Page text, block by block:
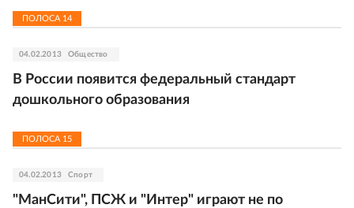
ПОЛОСА 14
04.02.2013 Общество
В России появится федеральный стандарт
дошкольного образования
ПОЛОСА 15
04.02.2013 Спорт
"МанСити", ПСЖ и "Интер" играют не по